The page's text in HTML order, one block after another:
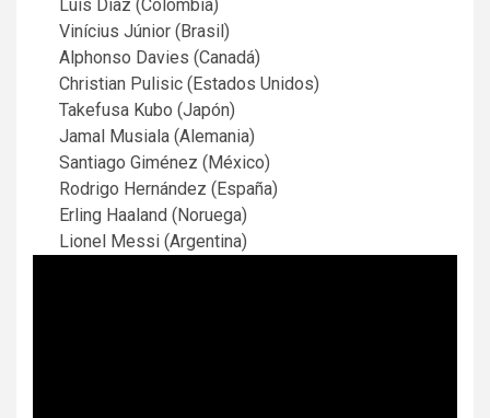
Luis Díaz (Colombia)
Vinícius Júnior (Brasil)
Alphonso Davies (Canadá)
Christian Pulisic (Estados Unidos)
Takefusa Kubo (Japón)
Jamal Musiala (Alemania)
Santiago Giménez (México)
Rodrigo Hernández (España)
Erling Haaland (Noruega)
Lionel Messi (Argentina)